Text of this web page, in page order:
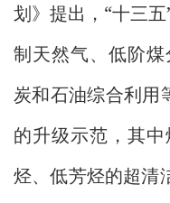
划》提出， “十三五
制天然气、低阶
炭和石油综合利用
的升级示范，其
烃、低芳烃的超清